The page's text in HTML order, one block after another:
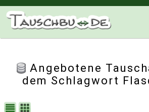
Angebotene
dem Schlagwort